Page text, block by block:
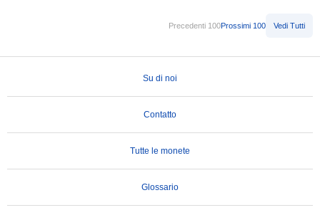
Precedenti 100Prossimi 100 Vedi Tutti
Su di noi
Contatto
Tutte le monete
Glossario